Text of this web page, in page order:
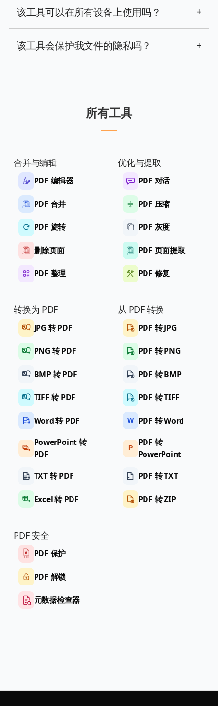
该工具可以在所有设备上使用吗？ +
该工具会保护我文件的隐私吗？ +
所有工具
合并与编辑
PDF 编辑器
PDF 合并
PDF 旋转
删除页面
PDF 整理
优化与提取
PDF 对话
PDF 压缩
PDF 灰度
PDF 页面提取
PDF 修复
转换为 PDF
JPG 转 PDF
PNG 转 PDF
BMP 转 PDF
TIFF 转 PDF
Word 转 PDF
PowerPoint 转
PDF
TXT 转 PDF
Excel 转 PDF
从 PDF 转换
PDF 转 JPG
PDF 转 PNG
PDF 转 BMP
PDF 转 TIFF
W PDF 转 Word
P
PDF 转
PowerPoint
PDF 转 TXT
PDF 转 ZIP
PDF 安全
PDF 保护
PDF 解锁
元数据检查器